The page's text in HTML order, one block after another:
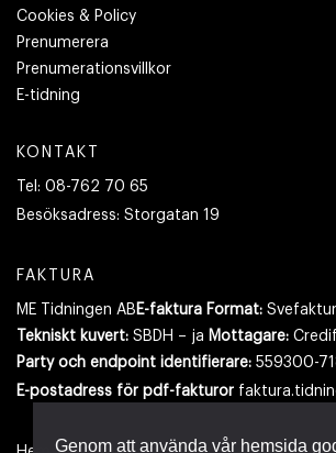
Cookies & Policy
Prenumerera
Prenumerationsvillkor
E-tidning
KONTAKT
Tel: 08-762 70 65
Besöksadress: Storgatan 19
FAKTURA
ME Tidningen AB E-faktura Format:
Tekniskt kuvert: SBDH – ja Mottagare:
Party och endpoint identifierare: 559300-
E-postadress för pdf-fakturor
Genom att använda vår hemsida